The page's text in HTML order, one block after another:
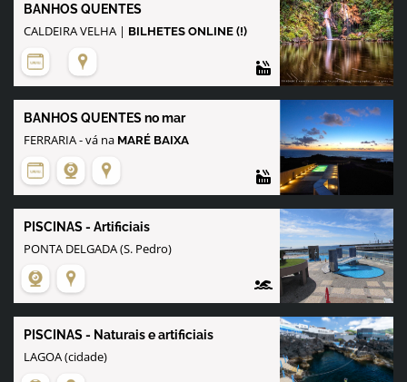
BANHOS QUENTES
CALDEIRA VELHA | BILHETES ONLINE (!)
BANHOS QUENTES no mar
FERRARIA - vá na MARÉ BAIXA
PISCINAS - Artificiais
PONTA DELGADA (S. Pedro)
PISCINAS - Naturais e artificiais
LAGOA (cidade)